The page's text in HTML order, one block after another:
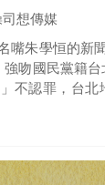
想傳媒
嘴朱學恒的新
吻國民黨籍台
不認罪，台北
訊」也未遭誤